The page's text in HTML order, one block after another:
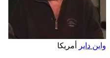
واين داير أمريكا